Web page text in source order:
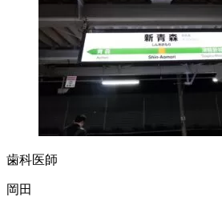
歯科医師
岡田